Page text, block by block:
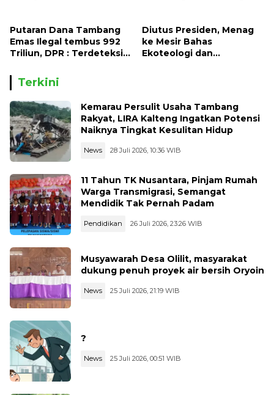
Putaran Dana Tambang
Emas Ilegal tembus 992
Triliun, DPR : Terdeteksi
Hingga ke Luar Negeri
Diutus Presiden, Menag
ke Mesir Bahas
Ekoteologi dan
Terkini
Kemarau Persulit Usaha Tambang
Rakyat, LIRA Kalteng Ingatkan Potensi
Naiknya Tingkat Kesulitan Hidup
News 28 Juli 2026, 10:36 WIB
11 Tahun TK Nusantara, Pinjam Rumah
Warga Transmigrasi, Semangat
Mendidik Tak Pernah Padam
Pendidikan 26 Juli 2026, 23:26 WIB
Musyawarah Desa Olilit, masyarakat
dukung penuh proyek air bersih Oryoin
News 25 Juli 2026, 21:19 WIB
?
News 25 Juli 2026, 00:51 WIB